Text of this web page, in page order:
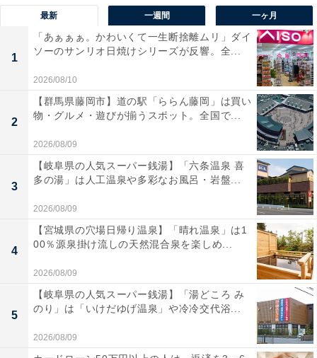
最新 一週間 一ヶ月
1
「あぁぁぁ。かわいくて一生断捨離ムリ」ダイ
ソーのサンリオ日焼けシリーズが反響。全...
2026/08/10
2
【群馬県藤岡市】道の駅「ららん藤岡」は買い
物・グルメ・遊びが揃うスポット。全国で...
2026/08/09
3
【岐阜県の人気スーパー銭湯】「六条温泉 喜
多の湯」は人工温泉や多彩なお風呂・岩盤...
2026/08/09
4
【宮城県の穴場日帰り温泉】「晴れ温泉」は1
00％源泉掛け流しの天然混合泉を楽しめ...
2026/08/09
5
【岐阜県の人気スーパー銭湯】「湯どころ み
のり」は「いけだゆげ温泉」や冷冷交代浴...
2026/08/09